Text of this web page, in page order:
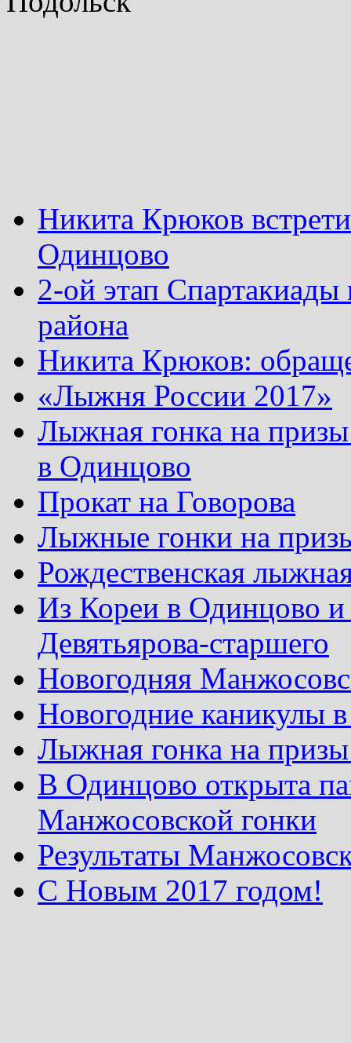
Никита Крюков
Одинцово
2-ой этап
района
Никита Крюков:
«Лыжня России 2017»
Лыжная гонка на
в Одинцово
Прокат на Говорова
Лыжные гонки на
Рождественская
Из Кореи в Одинцово
Девятьярова-старшего
Новогодняя
Новогодние каникулы
Лыжная гонка на
В Одинцово открыта
Манжосовской гонки
Результаты
С Новым 2017 годом!